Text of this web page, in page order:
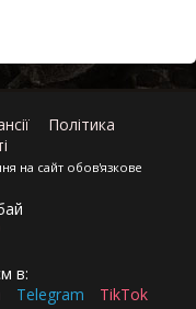
Політика
на сайт обов'язкове
в:
Telegram TikTok